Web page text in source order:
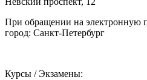
При обращении на электронную
город: Санкт-Петербург
Курсы / Экзамены: